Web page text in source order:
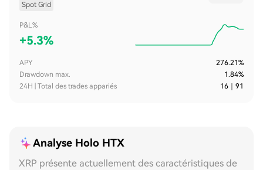
Spot Grid
P&L%
+5.3%
APY
276.21%
Drawdown max.
1.84%
24H | Total des trades appariés
16 91
Analyse Holo HTX
XRP présente actuellement des caractéristiques de